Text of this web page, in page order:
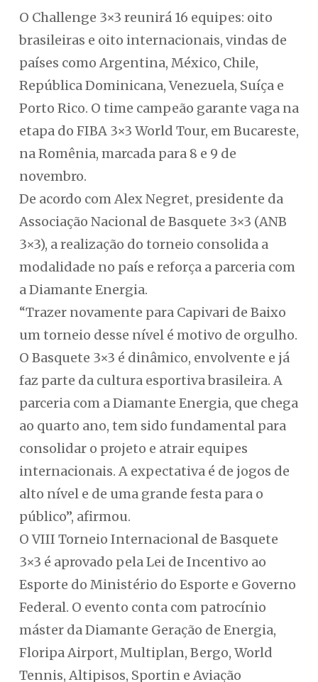
O Challenge 3×3 reunirá 16 equipes: oito
brasileiras e oito internacionais, vindas de
países como Argentina, México, Chile,
República Dominicana, Venezuela, Suíça e
Porto Rico. O time campeão garante vaga na
etapa do FIBA 3×3 World Tour, em Bucareste,
na Romênia, marcada para 8 e 9 de
novembro.
De acordo com Alex Negret, presidente da
Associação Nacional de Basquete 3×3 (ANB
3×3), a realização do torneio consolida a
modalidade no país e reforça a parceria com
a Diamante Energia.
“Trazer novamente para Capivari de Baixo
um torneio desse nível é motivo de orgulho.
O Basquete 3×3 é dinâmico, envolvente e já
faz parte da cultura esportiva brasileira. A
parceria com a Diamante Energia, que chega
ao quarto ano, tem sido fundamental para
consolidar o projeto e atrair equipes
internacionais. A expectativa é de jogos de
alto nível e de uma grande festa para o
público”, afirmou.
O VIII Torneio Internacional de Basquete
3×3 é aprovado pela Lei de Incentivo ao
Esporte do Ministério do Esporte e Governo
Federal. O evento conta com patrocínio
máster da Diamante Geração de Energia,
Floripa Airport, Multiplan, Bergo, World
Tennis, Altipisos, Sportin e Aviação